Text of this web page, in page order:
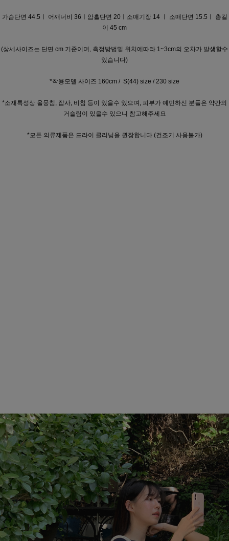
가슴단면 44.5ㅣ 어깨너비 36ㅣ암홀단면 20ㅣ소매기장 14
ㅣ 소매단면 15.5ㅣ 총길
이 45 cm
(상세사이즈는 단면 cm 기준이며, 측정방법및 위치에따라 1~3cm의 오차가 발생할수
있습니다)
*착용모델 사이즈 160cm / S(44) size / 230 size
*소재특성상 올뭉침, 잡사, 비침 등이 있을수 있으며, 피부가 예민하신 분들은 약간의
거슬림이 있을수 있으니 참고해주세요
*모든 의류제품은 드라이 클리닝을 권장합니다 (건조기 사용불가)